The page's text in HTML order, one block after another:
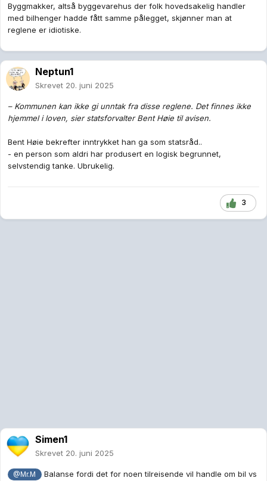
Byggmakker, altså byggevarehus der folk hovedsakelig handler
med bilhenger hadde fått samme pålegget, skjønner man at
reglene er idiotiske.
Neptun1
Skrevet 20. juni 2025
– Kommunen kan ikke gi unntak fra disse reglene. Det finnes ikke
hjemmel i loven, sier statsforvalter Bent Høie til avisen.
Bent Høie bekrefter inntrykket han ga som statsråd..
- en person som aldri har produsert en logisk begrunnet,
selvstendig tanke. Ubrukelig.
3
Simen1
Skrevet 20. juni 2025
@Mr.M Balanse fordi det for noen tilreisende vil handle om bil vs